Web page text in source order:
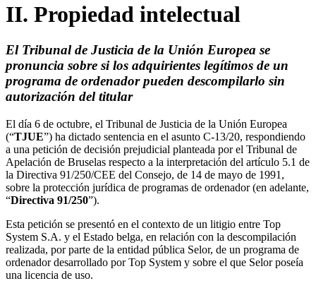
II. Propiedad intelectual
El Tribunal de Justicia de la Unión Europea se
pronuncia sobre si los adquirientes legítimos de un
programa de ordenador pueden descompilarlo sin
autorización del titular
El día 6 de octubre, el Tribunal de Justicia de la Unión Europea
(“TJUE”) ha dictado sentencia en el asunto C-13/20, respondiendo
a una petición de decisión prejudicial planteada por el Tribunal de
Apelación de Bruselas respecto a la interpretación del artículo 5.1 de
la Directiva 91/250/CEE del Consejo, de 14 de mayo de 1991,
sobre la protección jurídica de programas de ordenador (en adelante,
“Directiva 91/250”).
Esta petición se presentó en el contexto de un litigio entre Top
System S.A. y el Estado belga, en relación con la descompilación
realizada, por parte de la entidad pública Selor, de un programa de
ordenador desarrollado por Top System y sobre el que Selor poseía
una licencia de uso.